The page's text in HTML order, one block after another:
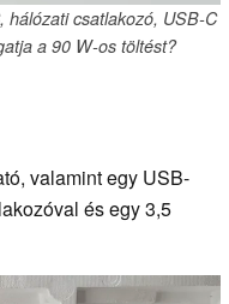
hálózati csatlakozó, USB-C
a 90 W-os töltést?
valamint egy USB-
és egy 3,5